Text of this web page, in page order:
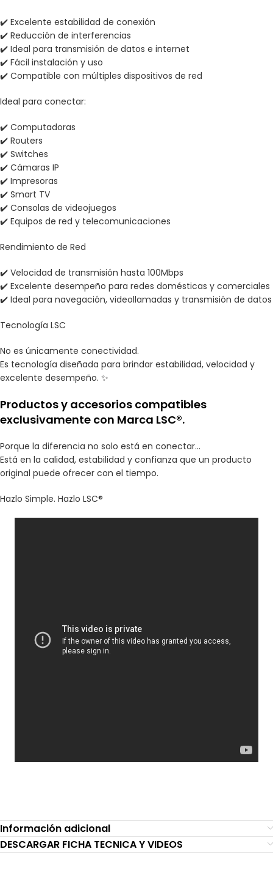
✔️ Excelente estabilidad de conexión
✔️ Reducción de interferencias
✔️ Ideal para transmisión de datos e internet
✔️ Fácil instalación y uso
✔️ Compatible con múltiples dispositivos de red
Ideal para conectar:
✔️ Computadoras
✔️ Routers
✔️ Switches
✔️ Cámaras IP
✔️ Impresoras
✔️ Smart TV
✔️ Consolas de videojuegos
✔️ Equipos de red y telecomunicaciones
Rendimiento de Red
✔️ Velocidad de transmisión hasta 100Mbps
✔️ Excelente desempeño para redes domésticas y comerciales
✔️ Ideal para navegación, videollamadas y transmisión de datos
Tecnología LSC
No es únicamente conectividad.
Es tecnología diseñada para brindar estabilidad, velocidad y
excelente desempeño. ✨
Productos y accesorios compatibles
exclusivamente con Marca LSC®.
Porque la diferencia no solo está en conectar…
Está en la calidad, estabilidad y confianza que un producto
original puede ofrecer con el tiempo.
Hazlo Simple. Hazlo LSC®
Información adicional
DESCARGAR FICHA TECNICA Y VIDEOS